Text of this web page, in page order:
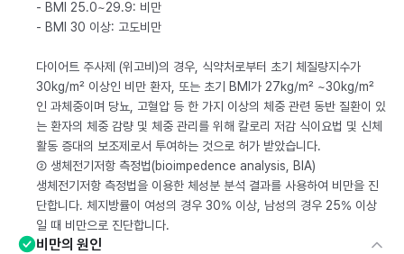
- BMI 25.0~29.9: 비만
- BMI 30 이상: 고도비만
다이어트 주사제 (위고비)의 경우, 식약처로부터 초기 체질량지수가
30kg/m² 이상인 비만 환자, 또는 초기 BMI가 27kg/m² ~30kg/m²
인 과체중이며 당뇨, 고혈압 등 한 가지 이상의 체중 관련 동반 질환이 있
는 환자의 체중 감량 및 체중 관리를 위해 칼로리 저감 식이요법 및 신체
활동 증대의 보조제로서 투여하는 것으로 허가 받았습니다.
② 생체전기저항 측정법(bioimpedence analysis, BIA)
생체전기저항 측정법을 이용한 체성분 분석 결과를 사용하여 비만을 진
단합니다. 체지방률이 여성의 경우 30% 이상, 남성의 경우 25% 이상
일 때 비만으로 진단합니다.
비만의 원인